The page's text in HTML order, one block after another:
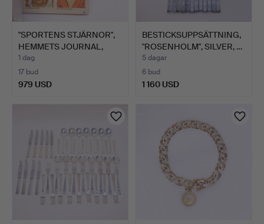
"SPORTENS STJÄRNOR",
HEMMETS JOURNAL,
ALBU…
1 dag
17 bud
979 USD
BESTICKSUPPSÄTTNING,
"ROSENHOLM", SILVER, …
5 dagar
6 bud
1 160 USD